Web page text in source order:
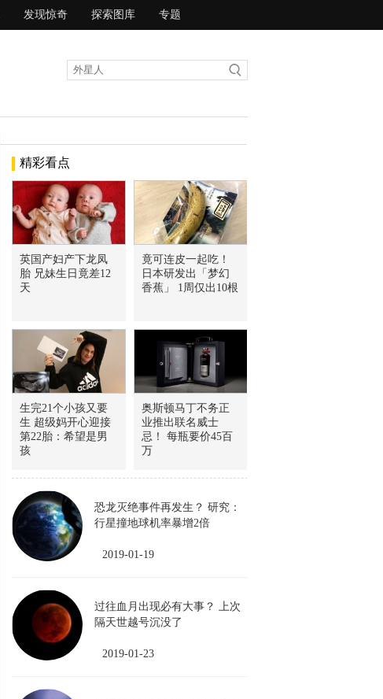
发现惊奇 探索图库 专题
精彩看点
英国产妇产下龙凤
胎 兄妹生日竟差12
天
竟可连皮一起吃！
日本研发出「梦幻
香蕉」 1周仅出10根
生完21个小孩又要
生 超级妈开心迎接
第22胎：希望是男
孩
奥斯顿马丁不务正
业推出联名威士
忌！ 每瓶要价45百
万
恐龙灭绝事件再发生？ 研究：
行星撞地球机率暴增2倍
2019-01-19
过往血月出现必有大事？ 上次
隔天世越号沉没了
2019-01-23